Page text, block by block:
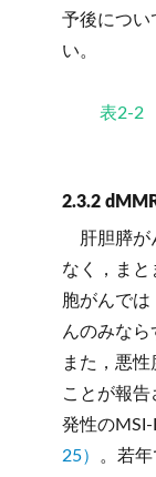
予後につい
い。
表2-2
2.3.2
肝胆膵が
なく，まと
胞がんで
んのみな
また，悪
ことが報
発性の
25） 。若